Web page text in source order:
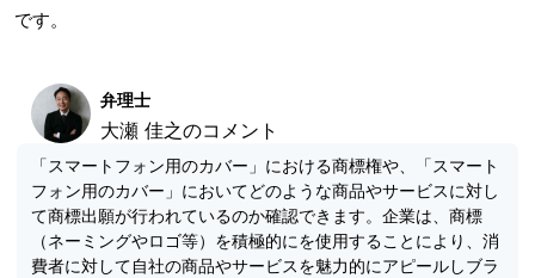
です。
弁理士
大瀬 佳之のコメント
「スマートフォン用のカバー」における商標権や、「スマート
フォン用のカバー」においてどのような商品やサービスに対し
て商標出願が行われているのか確認できます。企業は、商標
（ネーミングやロゴ等）を積極的にを使用することにより、消
費者に対して自社の商品やサービスを魅力的にアピールしブラ